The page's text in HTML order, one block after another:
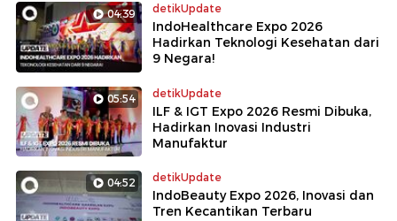
04:39 detikUpdate
IndoHealthcare Expo 2026
Hadirkan Teknologi Kesehatan dari
9 Negara!
05:54 detikUpdate
ILF & IGT Expo 2026 Resmi Dibuka,
Hadirkan Inovasi Industri
Manufaktur
04:52 detikUpdate
IndoBeauty Expo 2026, Inovasi dan
Tren Kecantikan Terbaru